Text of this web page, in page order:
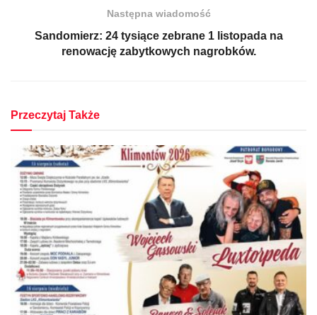
Następna wiadomość
Sandomierz: 24 tysiące zebrane 1 listopada na
renowację zabytkowych nagrobków.
Przeczytaj Także